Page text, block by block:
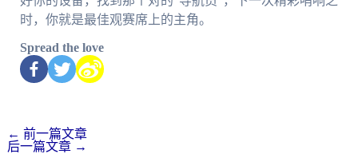
时，你就是最佳观赛席上的主角。
Spread the love
← 前一篇文章
后一篇文章 →